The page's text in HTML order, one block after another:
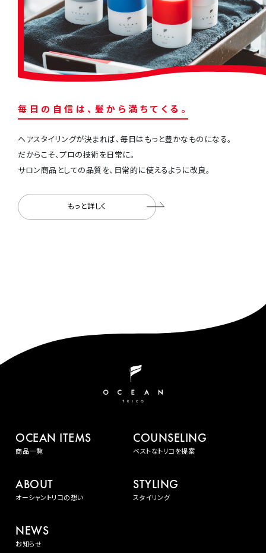
毎 ⽇ の ⾃ 信 は 、 髪 か ら 満 ち て く る 。
ヘアスタイリングが決まれば、毎⽇はもっと豊かなものになる。
だからこそ、プロの技術を⽇常に。
サロン商品としての品質を、⽇常的に使えるように改良。
もっと詳しく
OCEAN ITEMS
商品一覧
COUNSELING
ベストなトリコを提案
ABOUT
オーシャントリコの想い
STYLING
スタイリング
NEWS
お知らせ